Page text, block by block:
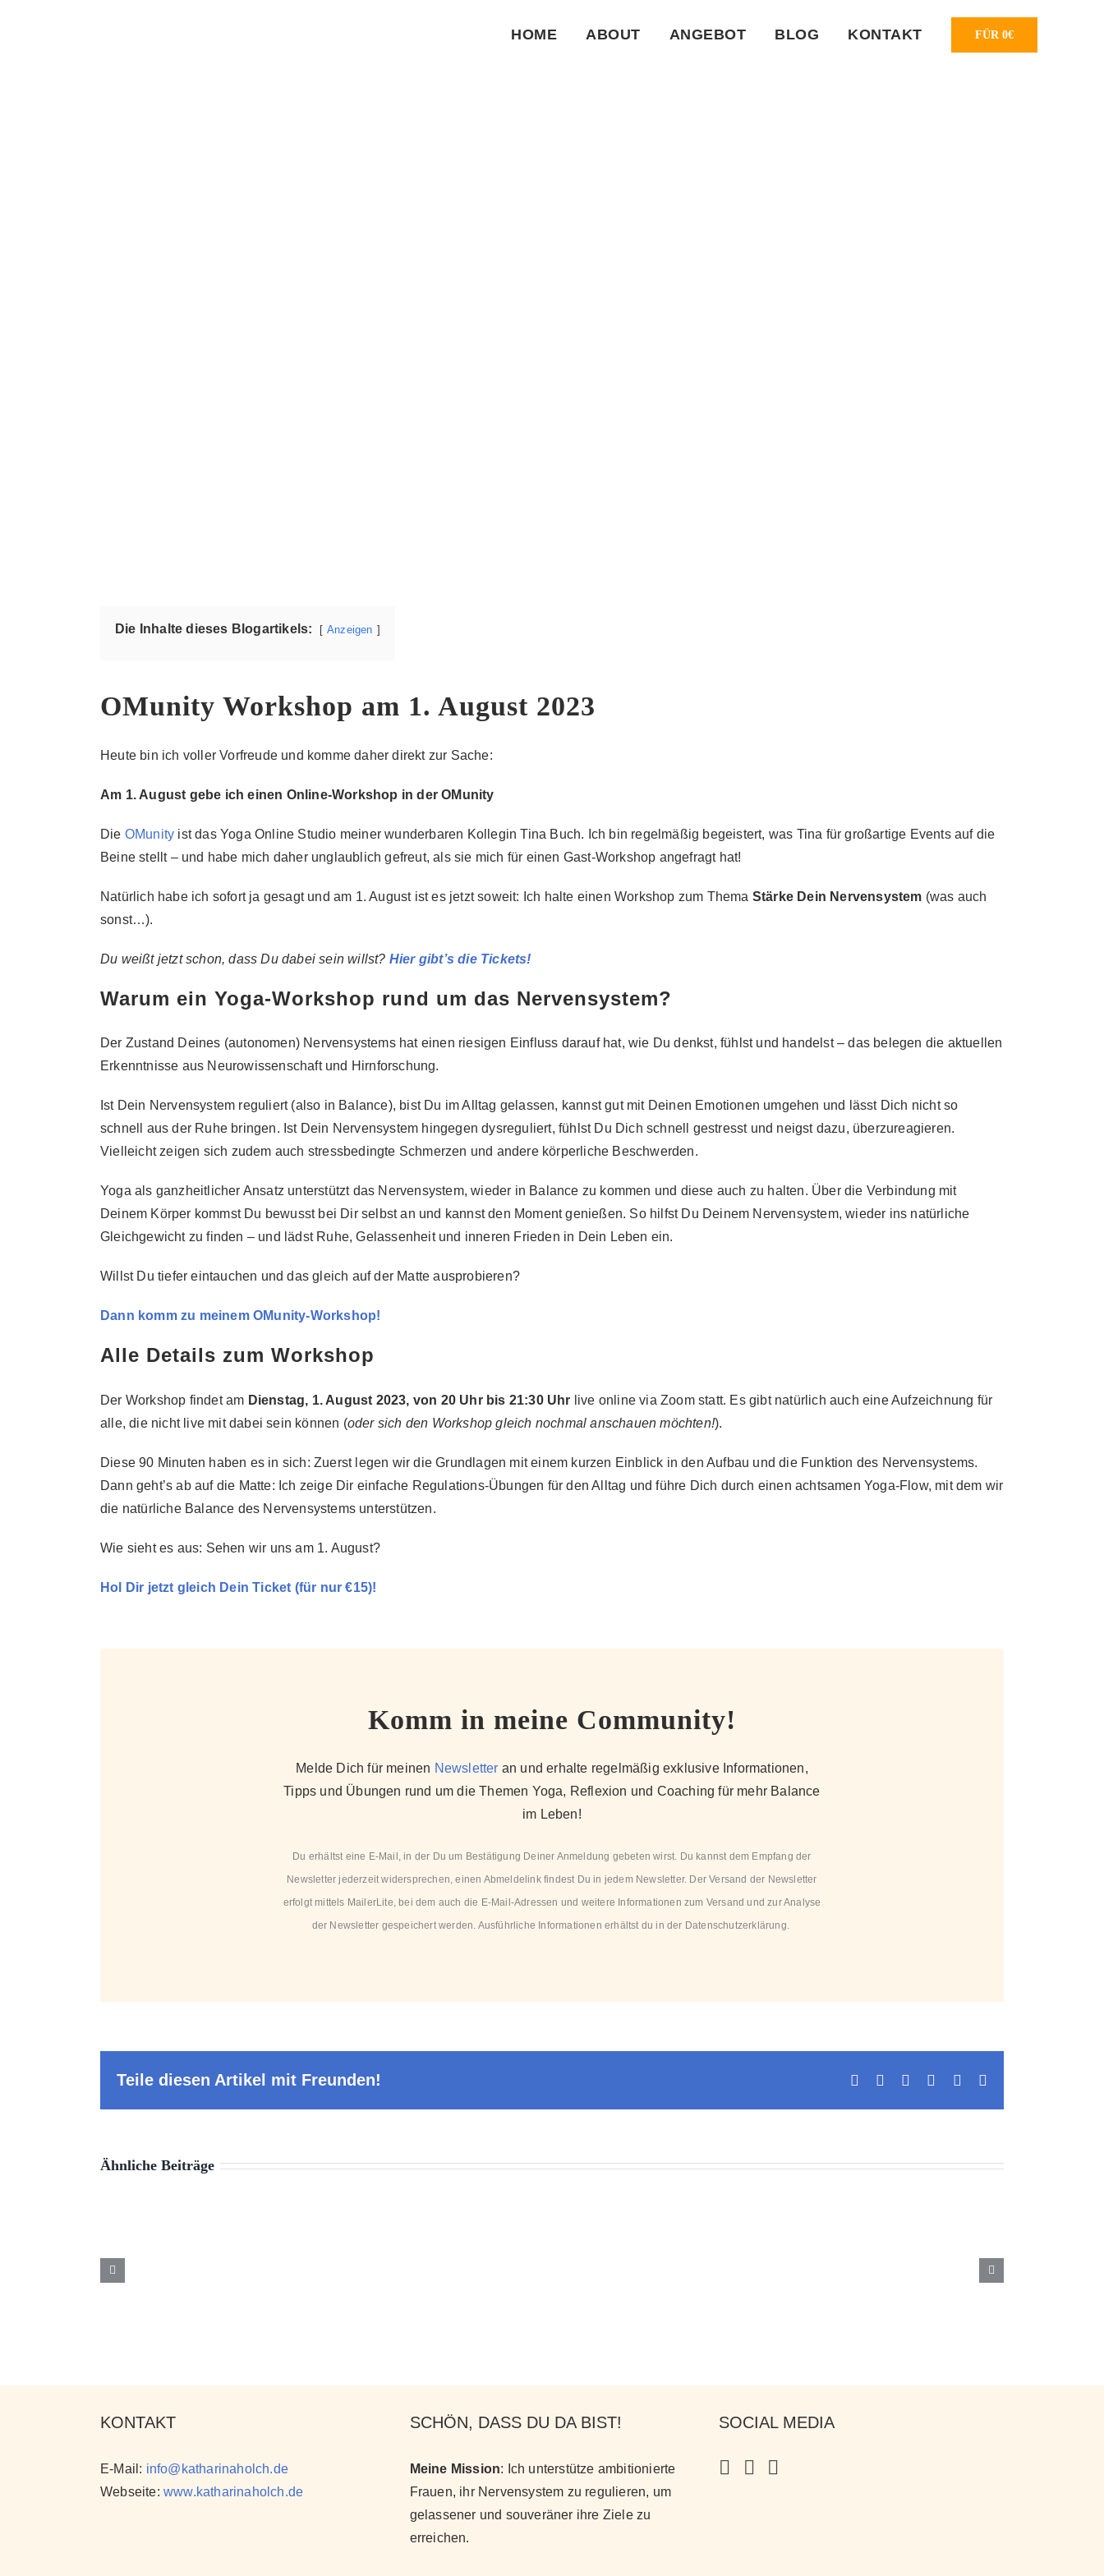
HOME ABOUT ANGEBOT BLOG KONTAKT FÜR 0€
Die Inhalte dieses Blogartikels: Anzeigen
OMunity Workshop am 1. August 2023
Heute bin ich voller Vorfreude und komme daher direkt zur Sache:
Am 1. August gebe ich einen Online-Workshop in der OMunity
Die OMunity ist das Yoga Online Studio meiner wunderbaren Kollegin Tina Buch. Ich bin regelmäßig begeistert, was Tina für großartige Events auf die
Beine stellt – und habe mich daher unglaublich gefreut, als sie mich für einen Gast-Workshop angefragt hat!
Natürlich habe ich sofort ja gesagt und am 1. August ist es jetzt soweit: Ich halte einen Workshop zum Thema Stärke Dein Nervensystem (was auch
sonst…).
Du weißt jetzt schon, dass Du dabei sein willst? Hier gibt’s die Tickets!
Warum ein Yoga-Workshop rund um das Nervensystem?
Der Zustand Deines (autonomen) Nervensystems hat einen riesigen Einfluss darauf hat, wie Du denkst, fühlst und handelst – das belegen die aktuellen
Erkenntnisse aus Neurowissenschaft und Hirnforschung.
Ist Dein Nervensystem reguliert (also in Balance), bist Du im Alltag gelassen, kannst gut mit Deinen Emotionen umgehen und lässt Dich nicht so
schnell aus der Ruhe bringen. Ist Dein Nervensystem hingegen dysreguliert, fühlst Du Dich schnell gestresst und neigst dazu, überzureagieren.
Vielleicht zeigen sich zudem auch stressbedingte Schmerzen und andere körperliche Beschwerden.
Yoga als ganzheitlicher Ansatz unterstützt das Nervensystem, wieder in Balance zu kommen und diese auch zu halten. Über die Verbindung mit
Deinem Körper kommst Du bewusst bei Dir selbst an und kannst den Moment genießen. So hilfst Du Deinem Nervensystem, wieder ins natürliche
Gleichgewicht zu finden – und lädst Ruhe, Gelassenheit und inneren Frieden in Dein Leben ein.
Willst Du tiefer eintauchen und das gleich auf der Matte ausprobieren?
Dann komm zu meinem OMunity-Workshop!
Alle Details zum Workshop
Der Workshop findet am Dienstag, 1. August 2023, von 20 Uhr bis 21:30 Uhr live online via Zoom statt. Es gibt natürlich auch eine Aufzeichnung für
alle, die nicht live mit dabei sein können (oder sich den Workshop gleich nochmal anschauen möchten!).
Diese 90 Minuten haben es in sich: Zuerst legen wir die Grundlagen mit einem kurzen Einblick in den Aufbau und die Funktion des Nervensystems.
Dann geht’s ab auf die Matte: Ich zeige Dir einfache Regulations-Übungen für den Alltag und führe Dich durch einen achtsamen Yoga-Flow, mit dem wir
die natürliche Balance des Nervensystems unterstützen.
Wie sieht es aus: Sehen wir uns am 1. August?
Hol Dir jetzt gleich Dein Ticket (für nur €15)!
Komm in meine Community!
Melde Dich für meinen Newsletter an und erhalte regelmäßig exklusive Informationen,
Tipps und Übungen rund um die Themen Yoga, Reflexion und Coaching für mehr Balance
im Leben!
Du erhältst eine E-Mail, in der Du um Bestätigung Deiner Anmeldung gebeten wirst. Du kannst dem Empfang der
Newsletter jederzeit widersprechen, einen Abmeldelink findest Du in jedem Newsletter. Der Versand der Newsletter
erfolgt mittels MailerLite, bei dem auch die E-Mail-Adressen und weitere Informationen zum Versand und zur Analyse
der Newsletter gespeichert werden. Ausführliche Informationen erhältst du in der Datenschutzerklärung.
Teile diesen Artikel mit Freunden! Facebook LinkedInWhatsApp
Pinterest
Ähnliche Beiträge
KONTAKT
E-Mail: info@katharinaholch.de
Webseite: www.katharinaholch.de
SCHÖN, DASS DU DA BIST!
Meine Mission: Ich unterstütze ambitionierte
Frauen, ihr Nervensystem zu regulieren, um
gelassener und souveräner ihre Ziele zu
erreichen.
SOCIAL MEDIA